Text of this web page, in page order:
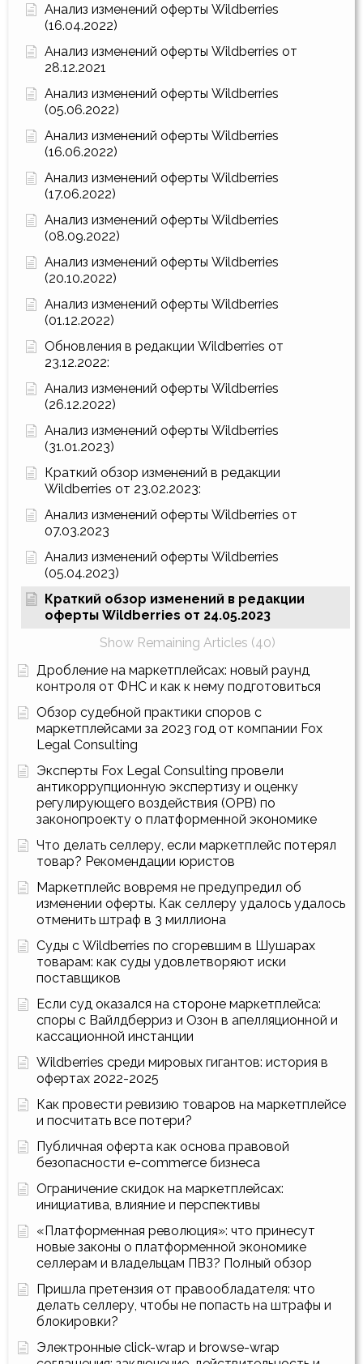
Анализ изменений оферты Wildberries
(16.04.2022)
Анализ изменений оферты Wildberries от
28.12.2021
Анализ изменений оферты Wildberries
(05.06.2022)
Анализ изменений оферты Wildberries
(16.06.2022)
Анализ изменений оферты Wildberries
(17.06.2022)
Анализ изменений оферты Wildberries
(08.09.2022)
Анализ изменений оферты Wildberries
(20.10.2022)
Анализ изменений оферты Wildberries
(01.12.2022)
Обновления в редакции Wildberries от
23.12.2022:
Анализ изменений оферты Wildberries
(26.12.2022)
Анализ изменений оферты Wildberries
(31.01.2023)
Краткий обзор изменений в редакции
Wildberries от 23.02.2023:
Анализ изменений оферты Wildberries от
07.03.2023
Анализ изменений оферты Wildberries
(05.04.2023)
Краткий обзор изменений в редакции
оферты Wildberries от 24.05.2023
Show Remaining Articles (40)
Дробление на маркетплейсах: новый раунд
контроля от ФНС и как к нему подготовиться
Обзор судебной практики споров с
маркетплейсами за 2023 год от компании Fox
Legal Consulting
Эксперты Fox Legal Consulting провели
антикоррупционную экспертизу и оценку
регулирующего воздействия (ОРВ) по
законопроекту о платформенной экономике
Что делать селлеру, если маркетплейс потерял
товар? Рекомендации юристов
Маркетплейс вовремя не предупредил об
изменении оферты. Как селлеру удалось удалось
отменить штраф в 3 миллиона
Суды с Wildberries по сгоревшим в Шушарах
товарам: как суды удовлетворяют иски
поставщиков
Если суд оказался на стороне маркетплейса:
споры с Вайлдберриз и Озон в апелляционной и
кассационной инстанции
Wildberries среди мировых гигантов: история в
офертах 2022-2025
Как провести ревизию товаров на маркетплейсе
и посчитать все потери?
Публичная оферта как основа правовой
безопасности e-commerce бизнеса
Ограничение скидок на маркетплейсах:
инициатива, влияние и перспективы
«Платформенная революция»: что принесут
новые законы о платформенной экономике
селлерам и владельцам ПВЗ? Полный обзор
Пришла претензия от правообладателя: что
делать селлеру, чтобы не попасть на штрафы и
блокировки?
Электронные click-wrap и browse-wrap